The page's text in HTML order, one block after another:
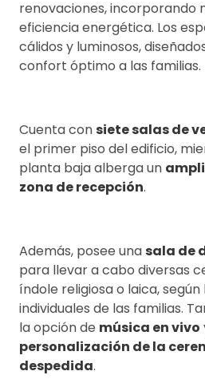
renovaciones, incorporando
eficiencia energética. Los
cálidos y luminosos,
confort óptimo a las familias.
Cuenta con siete salas de
el primer piso del edificio,
planta baja alberga un
zona de recepción.
Además, posee una sala de
para llevar a cabo diversas
índole religiosa o laica,
individuales de las familias.
la opción de música en vivo
personalización de la
despedida.